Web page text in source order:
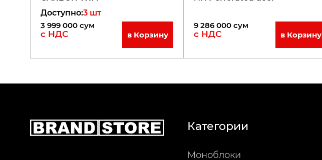
Доступно:3 шт
3 999 000 сум
с НДС в Корзину
9 286 000 сум
с НДС в Корзину
Категории
Моноблоки